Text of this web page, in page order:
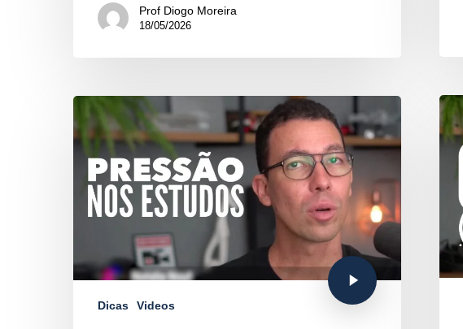
Prof Diogo Moreira
18/05/2026
Dicas Videos